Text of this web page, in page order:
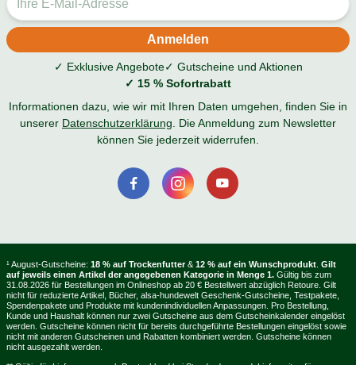
✓ Exklusive Angebote✓ Gutscheine und Aktionen
✓ 15 % Sofortrabatt
Informationen dazu, wie wir mit Ihren Daten umgehen, finden Sie in
unserer Datenschutzerklärung . Die Anmeldung zum Newsletter
können Sie jederzeit widerrufen.
¹ August-Gutscheine: 18 % auf Trockenfutter & 12 % auf ein Wunschprodukt Gilt
auf jeweils einen Artikel der angegebenen Kategorie in Menge 1. Gültig bis zum
31.08.2026 für Bestellungen im Onlineshop ab 20 € Bestellwert abzüglich Retoure. Gilt
nicht für reduzierte Artikel, Bücher, alsa-hundewelt Geschenk-Gutscheine, Testpakete,
Spendenpakete und Produkte mit kundenindividuellen Anpassungen. Pro Bestellung,
Kunde und Haushalt können nur zwei Gutscheine aus dem Gutscheinkalender eingelöst
werden. Gutscheine können nicht für bereits durchgeführte Bestellungen eingelöst sowie
nicht mit anderen Gutscheinen und Rabatten kombiniert werden. Gutscheine können
nicht ausgezahlt werden.